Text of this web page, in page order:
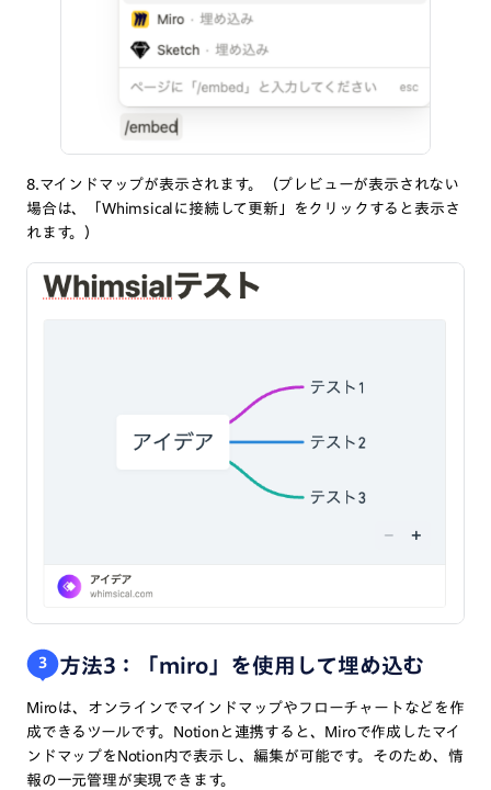
8.マインドマップが表示されます。（プレビューが表示されない
場合は、「Whimsicalに接続して更新」をクリックすると表示さ
れます。）
３ 方法3：「miro」を使用して埋め込む
Miroは、オンラインでマインドマップやフローチャートなどを作
成できるツールです。Notionと連携すると、Miroで作成したマイ
ンドマップをNotion内で表示し、編集が可能です。そのため、情
報の一元管理が実現できます。